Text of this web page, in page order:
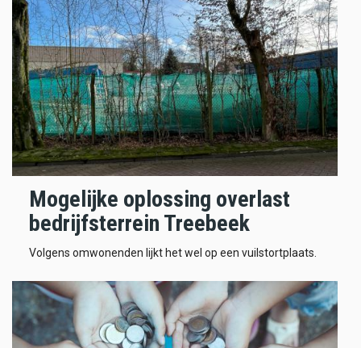
Mogelijke oplossing overlast
bedrijfsterrein Treebeek
Volgens omwonenden lijkt het wel op een vuilstortplaats.